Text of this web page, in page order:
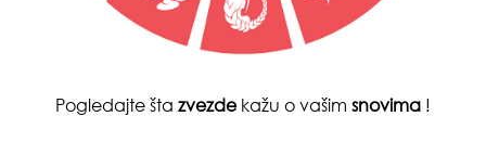
Pogledajte šta zvezde kažu o vašim snovima !